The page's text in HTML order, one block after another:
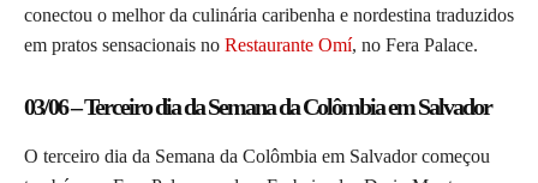
conectou o melhor da culinária caribenha e nordestina traduzidos
em pratos sensacionais no Restaurante Omí, no Fera Palace.
03/06 – Terceiro dia da Semana da Colômbia em Salvador
O terceiro dia da Semana da Colômbia em Salvador começou